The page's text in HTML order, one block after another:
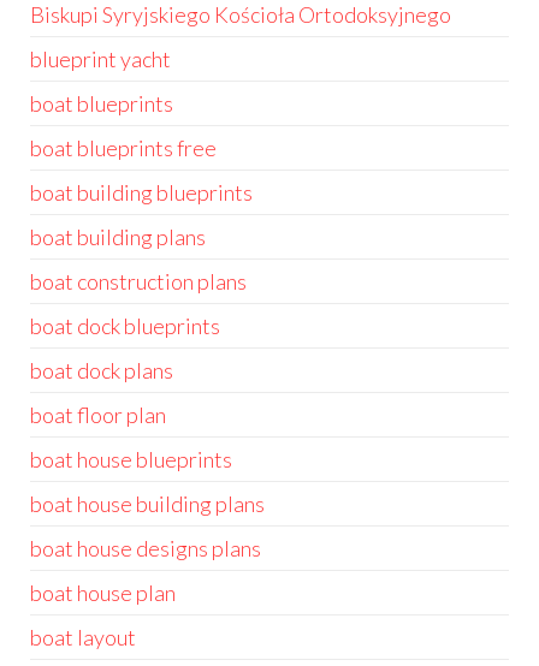
Biskupi Syryjskiego Kościoła Ortodoksyjnego
blueprint yacht
boat blueprints
boat blueprints free
boat building blueprints
boat building plans
boat construction plans
boat dock blueprints
boat dock plans
boat floor plan
boat house blueprints
boat house building plans
boat house designs plans
boat house plan
boat layout